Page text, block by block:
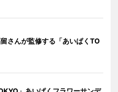
さんが監修する「あいぱくTO